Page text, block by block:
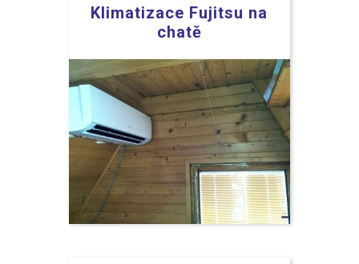
Klimatizace Fujitsu na
chatě